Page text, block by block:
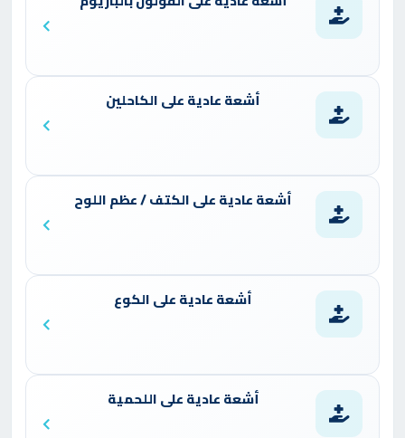
أشعة عادية على الكاحلين
أشعة عادية على الكتف / عظم اللوح
أشعة عادية على الكوع
أشعة عادية على اللحمية